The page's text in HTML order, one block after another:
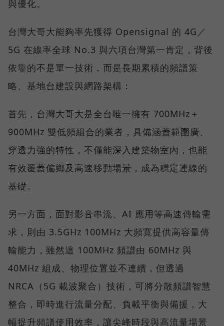
與優化。
台灣大哥大能夠率先獲得 Opensignal 的 4G／
5G 在線率全球 No.3 與六項台灣第一肯定，背後
依靠的不是單一技術，而是長期累積的頻譜策
略、基地台建設與網路架構：
首先，台灣大哥大是全台唯一擁有 700MHz＋
900MHz 雙低頻組合的業者，具備涵蓋範圍廣、
穿透力強的特性，不僅能深入建築物室內，也能
有效覆蓋偏鄉及高速移動場景，成為穩定連線的
基礎。
另一方面，面對影音串流、AI 應用等高速傳輸需
求，則由 3.5GHz 100MHz 大頻寬提供高容量傳
輸能力，雖然這 100MHz 頻譜由 60MHz 與
40MHz 組成、物理位置並不連續，但透過
NRCA（5G 載波聚合）技術，可將分散頻譜智慧
整合，即時進行流量分配、負載平衡與備援，大
幅提升頻譜使用效率，讓尖峰時段與高流量場景